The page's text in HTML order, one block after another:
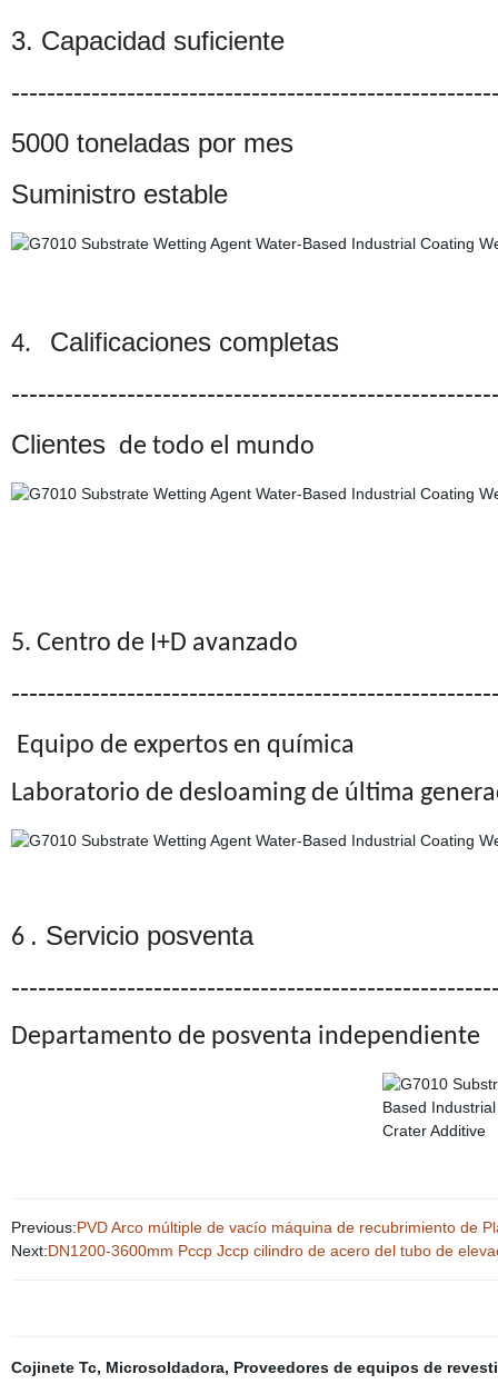
3. Capacidad suficiente
5000 toneladas por mes
Suministro estable
4.
Calificaciones completas
Clientes de todo el mundo
5. Centro de I+D avanzado
Equipo de expertos en química
Laboratorio de desloaming de última
6 . Servicio posventa
Departamento de posventa independiente
Previous:PVD Arco múltiple de vacío máquina de recubrimiento de
Next:DN1200-3600mm Pccp Jccp cilindro de acero del tubo de
Cojinete Tc, Microsoldadora, Proveedores de equipos de